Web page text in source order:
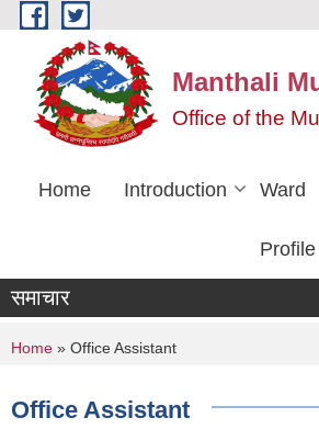
Skip to main content
Manthali
Office of the
Home Introduction Ward
Profile
समाचार
You are here
Home » Office Assistant
Office Assistant